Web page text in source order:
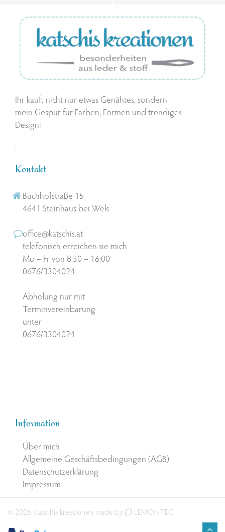
Ihr kauft nicht nur etwas Genähtes, sondern
mein Gespür für Farben, Formen und trendiges
Design!
.
Kontakt
Buchhofstraße 15
4641 Steinhaus bei Wels
office@katschis.at
telefonisch erreichen sie mich
Mo – Fr von 8:30 – 16:00
0676/3304024
Abholung nur mit
Terminvereinbarung
unter
0676/3304024
Information
Über mich
Allgemeine Geschäftsbedingungen (AGB)
Datenschutzerklärung
Impressum
© 2026 Katschis kreationen made by LEMONTEC